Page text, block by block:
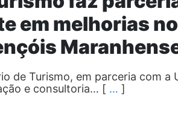
em melhorias
de Turismo, em parceria com a
e consultoria… [ … ]